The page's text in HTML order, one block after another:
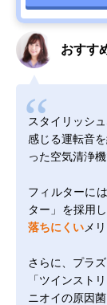
おすす
スタイリッシ
感じる運転音
った空気清浄機
フィルターに
ター」を採用
落ちにくい メ
さらに、プラ
「ツインスト
ニオイの原因